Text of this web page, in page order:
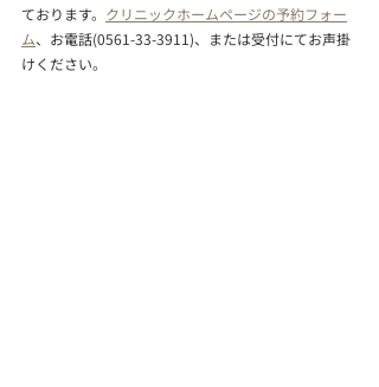
ております。 クリニックホームページの予約フォー
ム、お電話(0561-33-3911)、または受付にてお声掛
けください。